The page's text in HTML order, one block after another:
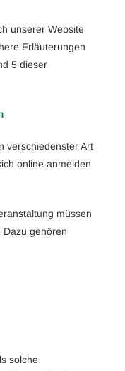
unserer Website
Erläuterungen
5 dieser
verschiedenster Art
online anmelden
müssen
Dazu gehören
solche